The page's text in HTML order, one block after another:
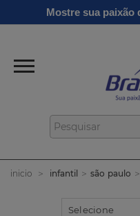
Mostre sua paixão
inicio infantil são paulo